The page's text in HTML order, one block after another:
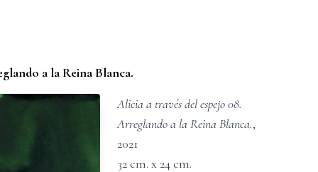
a la Reina Blanca.
Alicia a través del espejo 08.
Arreglando a la Reina Blanca.,
2021
32cm. x 24cm.